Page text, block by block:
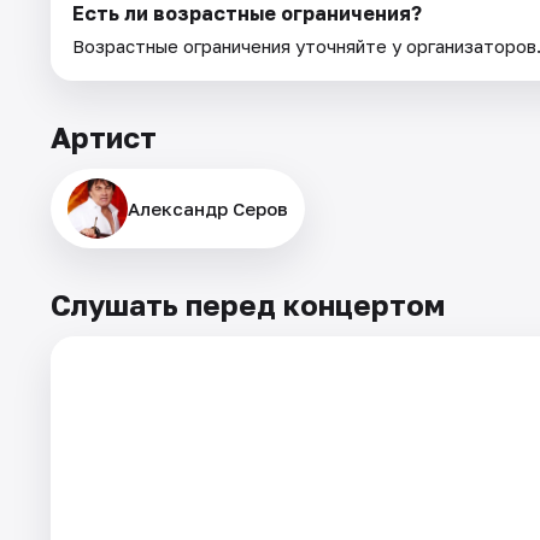
Есть ли возрастные ограничения?
Возрастные ограничения уточняйте у организаторов.
Артист
Александр Серов
Слушать перед концертом